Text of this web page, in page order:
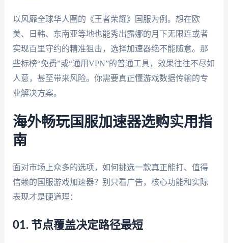
以风靡全球华人圈的《王者荣耀》国服为例。想在欧
美、日韩、东南亚等地也能秀出露娜的月下无限连或者
实现百里守约的精准狙击，选择加速器绝不能随意。那
些标榜“免费”或“通用VPN”的普通工具，效果往往不尽如
人意，甚至带来风险。你需要真正懂游戏数据传输的专
业解决方案。
海外畅玩国服加速器选购实用指
南
面对市场上众多的选项，如何挑选一款真正能打、值得
信赖的国服游戏加速器？别只看广告，核心功能和实际
表现才是硬道理：
01. 节点覆盖决定路径最短